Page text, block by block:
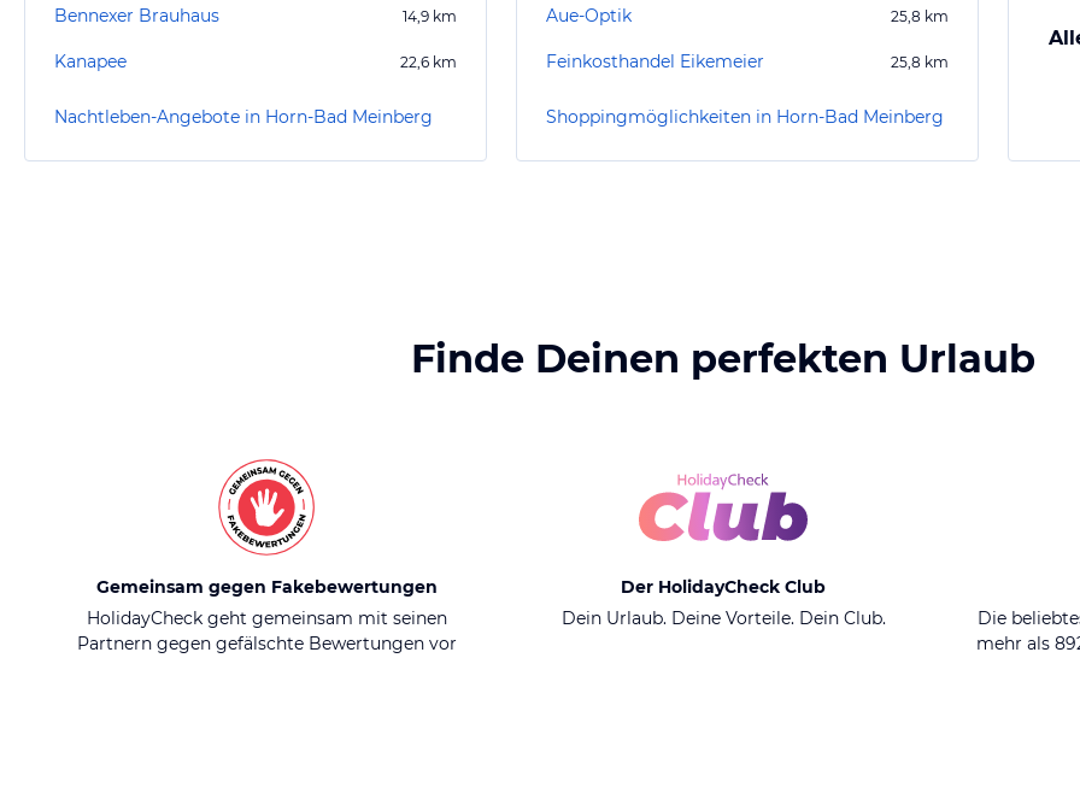
Bennexer Brauhaus 14,9 km
Kanapee 22,6 km
Nachtleben-Angebote in Horn-Bad Meinberg
Aue-Optik 25,8 km
Feinkosthandel Eikemeier 25,8 km
Shoppingmöglichkeiten in Horn-Bad Meinberg
Finde Deinen perfekten Urlaub
Gemeinsam gegen Fakebewertungen
HolidayCheck geht gemeinsam mit seinen
Partnern gegen gefälschte Bewertungen vor
Der HolidayCheck Club
Dein Urlaub. Deine Vorteile. Dein Club.
Die
mehr als